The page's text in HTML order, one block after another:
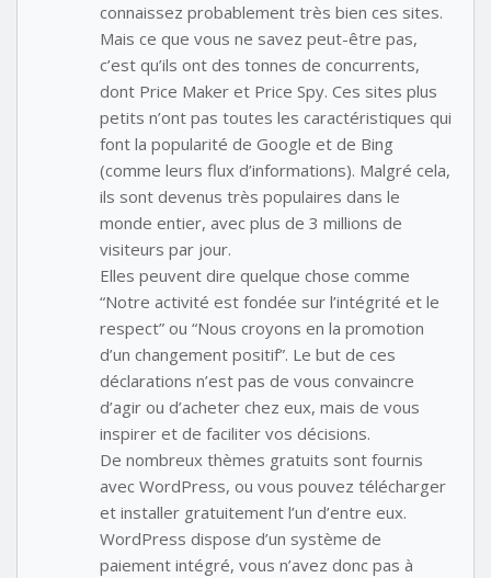
connaissez probablement très bien ces sites.
Mais ce que vous ne savez peut-être pas,
c’est qu’ils ont des tonnes de concurrents,
dont Price Maker et Price Spy. Ces sites plus
petits n’ont pas toutes les caractéristiques qui
font la popularité de Google et de Bing
(comme leurs flux d’informations). Malgré cela,
ils sont devenus très populaires dans le
monde entier, avec plus de 3 millions de
visiteurs par jour.
Elles peuvent dire quelque chose comme
“Notre activité est fondée sur l’intégrité et le
respect” ou “Nous croyons en la promotion
d’un changement positif”. Le but de ces
déclarations n’est pas de vous convaincre
d’agir ou d’acheter chez eux, mais de vous
inspirer et de faciliter vos décisions.
De nombreux thèmes gratuits sont fournis
avec WordPress, ou vous pouvez télécharger
et installer gratuitement l’un d’entre eux.
WordPress dispose d’un système de
paiement intégré, vous n’avez donc pas à